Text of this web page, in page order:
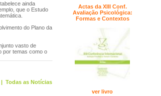
Actas da XIII Conf.
Avaliação Psicológica:
Formas e Contextos
ver livro
ainda
que o Estudo
do Plano da
vasto de
por temas como o
| Todas as Notícias